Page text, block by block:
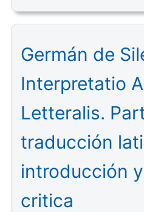
Germán de
Interpretatio
Letteralis.
traducción
introducción
critica